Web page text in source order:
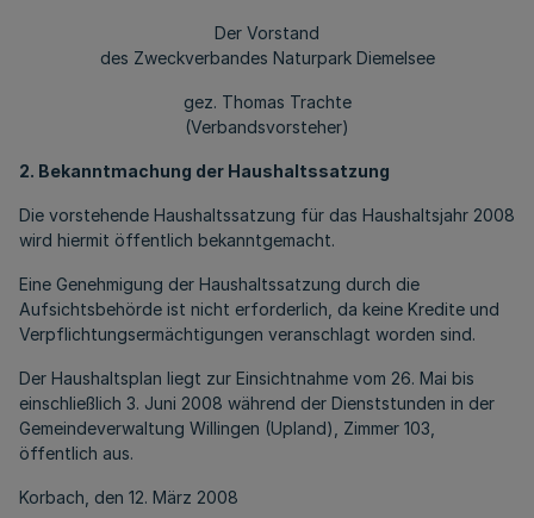
Der Vorstand
des Zweckverbandes Naturpark Diemelsee
gez. Thomas Trachte
(Verbandsvorsteher)
2. Bekanntmachung der Haushaltssatzung
Die vorstehende Haushaltssatzung für das Haushaltsjahr 2008
wird hiermit öffentlich bekanntgemacht.
Eine Genehmigung der Haushaltssatzung durch die
Aufsichtsbehörde ist nicht erforderlich, da keine Kredite und
Verpflichtungsermächtigungen veranschlagt worden sind.
Der Haushaltsplan liegt zur Einsichtnahme vom 26. Mai bis
einschließlich 3. Juni 2008 während der Dienststunden in der
Gemeindeverwaltung Willingen (Upland), Zimmer 103,
öffentlich aus.
Korbach, den 12. März 2008